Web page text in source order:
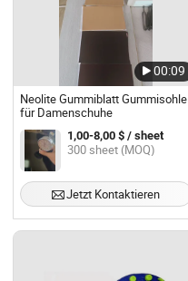
00:09
Neolite Gummiblatt Gummisohle
für Damenschuhe
1,00-8,00 $ / sheet
300 sheet (MOQ)
Jetzt Kontaktieren